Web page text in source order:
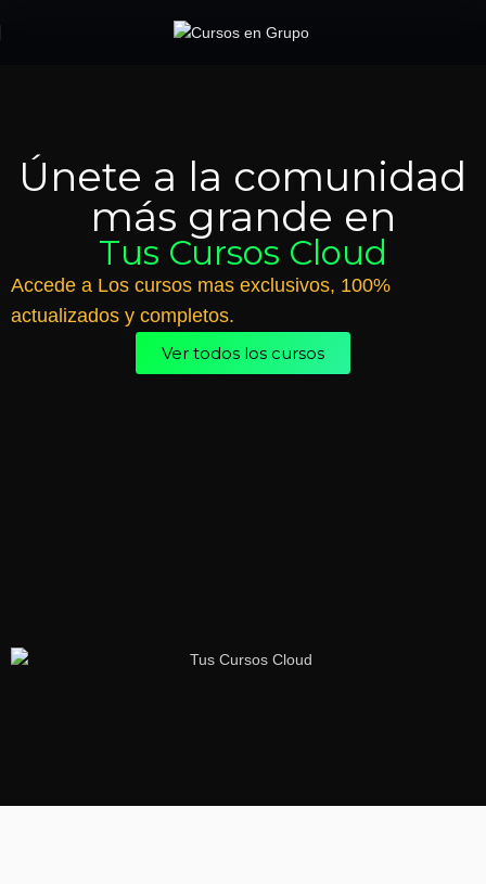
Únete a la comunidad
más grande en
Tus Cursos Cloud
Accede a Los cursos mas exclusivos, 100%
actualizados y completos.
Ver todos los cursos